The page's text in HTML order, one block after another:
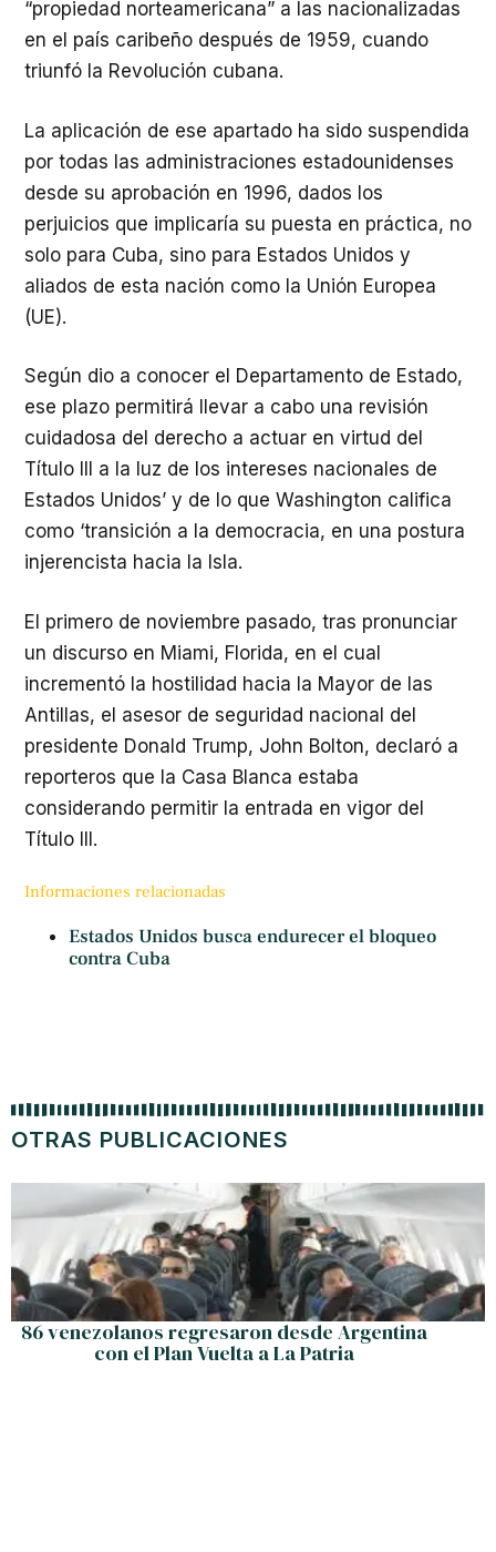
“propiedad norteamericana” a las nacionalizadas
en el país caribeño después de 1959, cuando
triunfó la Revolución cubana.
La aplicación de ese apartado ha sido suspendida
por todas las administraciones estadounidenses
desde su aprobación en 1996, dados los
perjuicios que implicaría su puesta en práctica, no
solo para Cuba, sino para Estados Unidos y
aliados de esta nación como la Unión Europea
(UE).
Según dio a conocer el Departamento de Estado,
ese plazo permitirá llevar a cabo una revisión
cuidadosa del derecho a actuar en virtud del
Título III a la luz de los intereses nacionales de
Estados Unidos’ y de lo que Washington califica
como ‘transición a la democracia, en una postura
injerencista hacia la Isla.
El primero de noviembre pasado, tras pronunciar
un discurso en Miami, Florida, en el cual
incrementó la hostilidad hacia la Mayor de las
Antillas, el asesor de seguridad nacional del
presidente Donald Trump, John Bolton, declaró a
reporteros que la Casa Blanca estaba
considerando permitir la entrada en vigor del
Título III.
Informaciones relacionadas
Estados Unidos busca endurecer el bloqueo
contra Cuba
OTRAS PUBLICACIONES
86 venezolanos regresaron desde Argentina
con el Plan Vuelta a La Patria